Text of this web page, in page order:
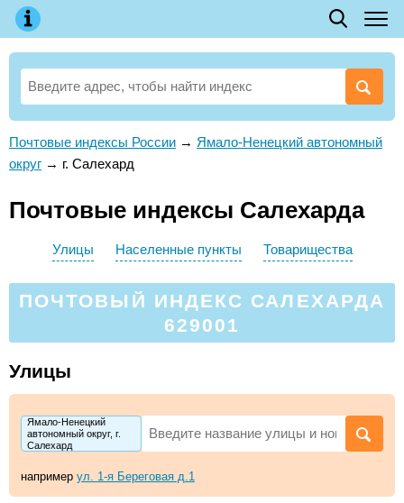
Почтовые индексы России → Ямало-Ненецкий автономный
округ → г. Салехард
Почтовые индексы Салехарда
Улицы Населенные пункты Товарищества
ПОЧТОВЫЙ ИНДЕКС САЛЕХАРДА
629001
Улицы
Ямало-Ненецкий
автономный округ, г.
Салехард
например ул. 1-я Береговая д.1